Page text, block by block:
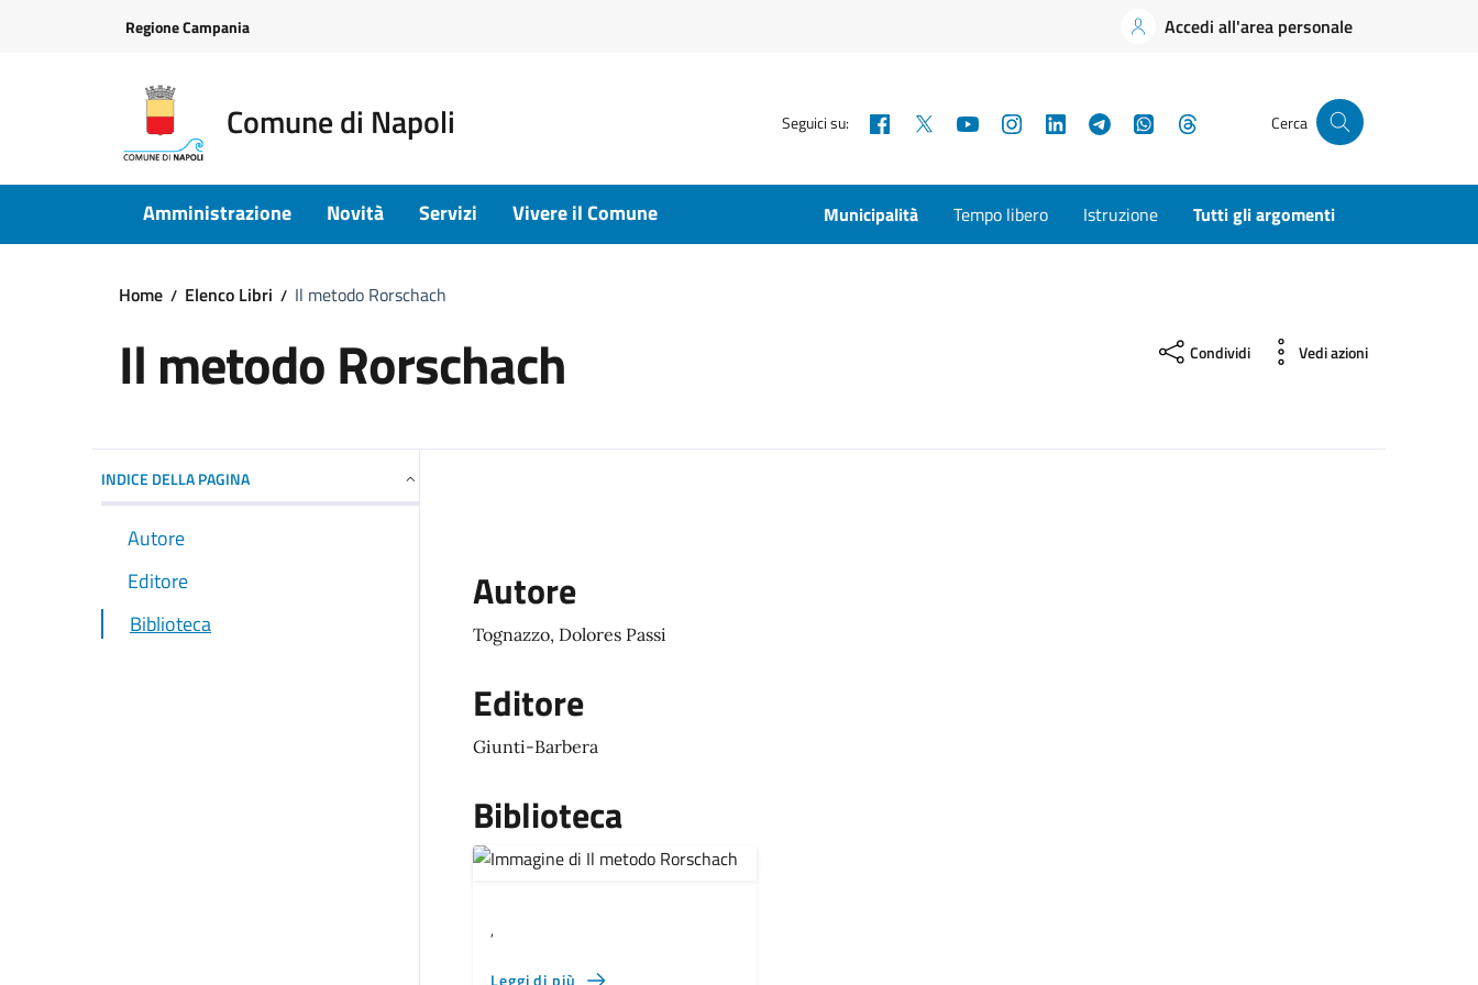
Regione Campania Accedi all'area personale
Comune di Napoli Seguici su: Facebook YouTubeInstagramLinkedInTelegramWhatsApp Cerca
Amministrazione Novità Servizi Vivere il Comune Municipalità Tempo libero Istruzione Tutti gli argomenti
Home Elenco Libri Il metodo Rorschach
Il metodo Rorschach Condividi Vedi azioni
INDICE DELLA PAGINA
Autore
Editore
Biblioteca
Autore
Tognazzo, Dolores Passi
Editore
Giunti-Barbera
Biblioteca
,
Leggi di più